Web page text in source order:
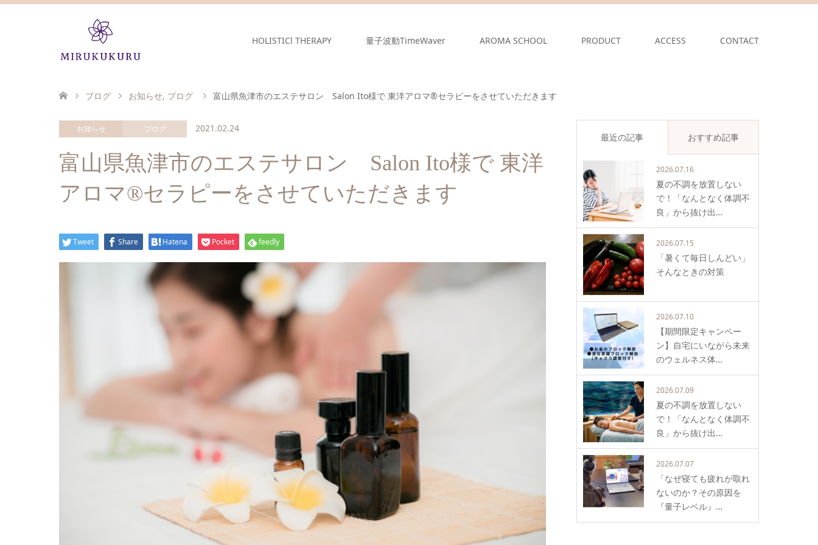
HOLISTICl THERAPY 量子波動TimeWaver AROMA SCHOOL PRODUCT ACCESS CONTACT
ブログ お知らせ, ブログ 富山県魚津市のエステサロン Salon Ito様で 東洋アロマ®セラピーをさせていただきます
お知らせ ブログ 2021.02.24
富山県魚津市のエステサロン Salon Ito様で 東洋
アロマ®セラピーをさせていただきます
Tweet Share Hatena Pocket feedly
最近の記事 おすすめ記事
2026.07.16
夏の不調を放置しない
で！「なんとなく体調不
良」から抜け出…
2026.07.15
「暑くて毎日しんどい」
そんなときの対策
2026.07.10
【期間限定キャンペー
ン】自宅にいながら未来
のウェルネス体…
2026.07.09
夏の不調を放置しない
で！「なんとなく体調不
良」から抜け出…
2026.07.07
「なぜ寝ても疲れが取れ
ないのか？その原因を
『量子レベル』…